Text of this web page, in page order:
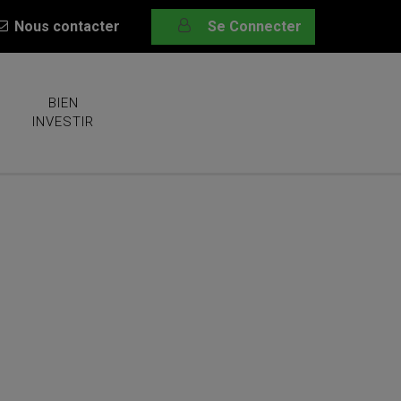
Nous contacter Se Connecter
BIEN
INVESTIR